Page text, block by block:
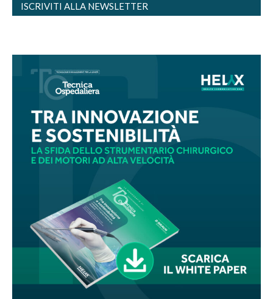
ISCRIVITI ALLA NEWSLETTER